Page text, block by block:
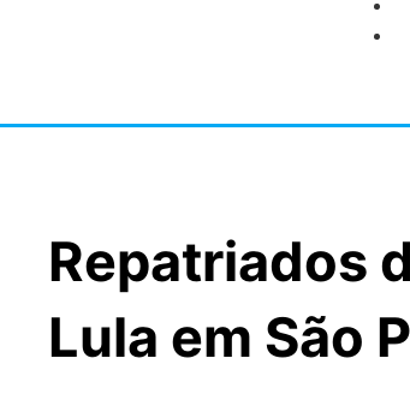
Repatriados
Lula em São